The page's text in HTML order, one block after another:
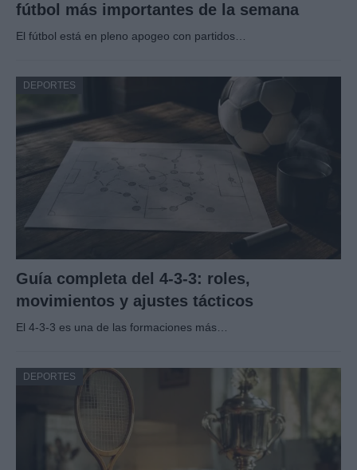
fútbol más importantes de la semana
El fútbol está en pleno apogeo con partidos…
DEPORTES
Guía completa del 4-3-3: roles,
movimientos y ajustes tácticos
El 4-3-3 es una de las formaciones más…
DEPORTES